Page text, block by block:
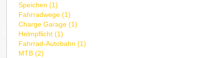
Speichen (1)
Fahrradwege (1)
Charge Garage (1)
Helmpflicht (1)
Fahrrad-Autobahn (1)
MTB (2)